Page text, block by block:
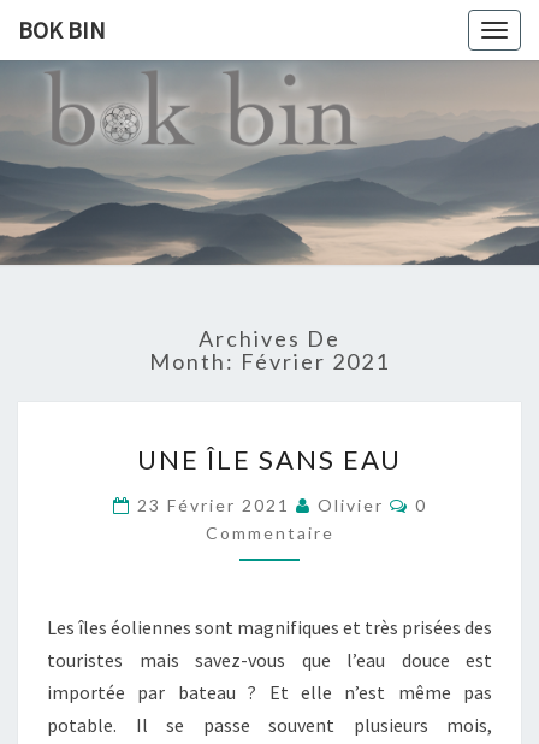
BOK BIN
BOK
BIN
Rencontre
Archives De
Month: Février 2021
ÎLE
EAU
UNE ÎLE SANS EAU
23 Février 2021 Olivier
0
Commentaire
Les îles éoliennes sont magnifiques et très prisées des
touristes mais savez-vous que l’eau douce est
importée par bateau ? Et elle n’est même pas
potable. Il se passe souvent plusieurs mois,